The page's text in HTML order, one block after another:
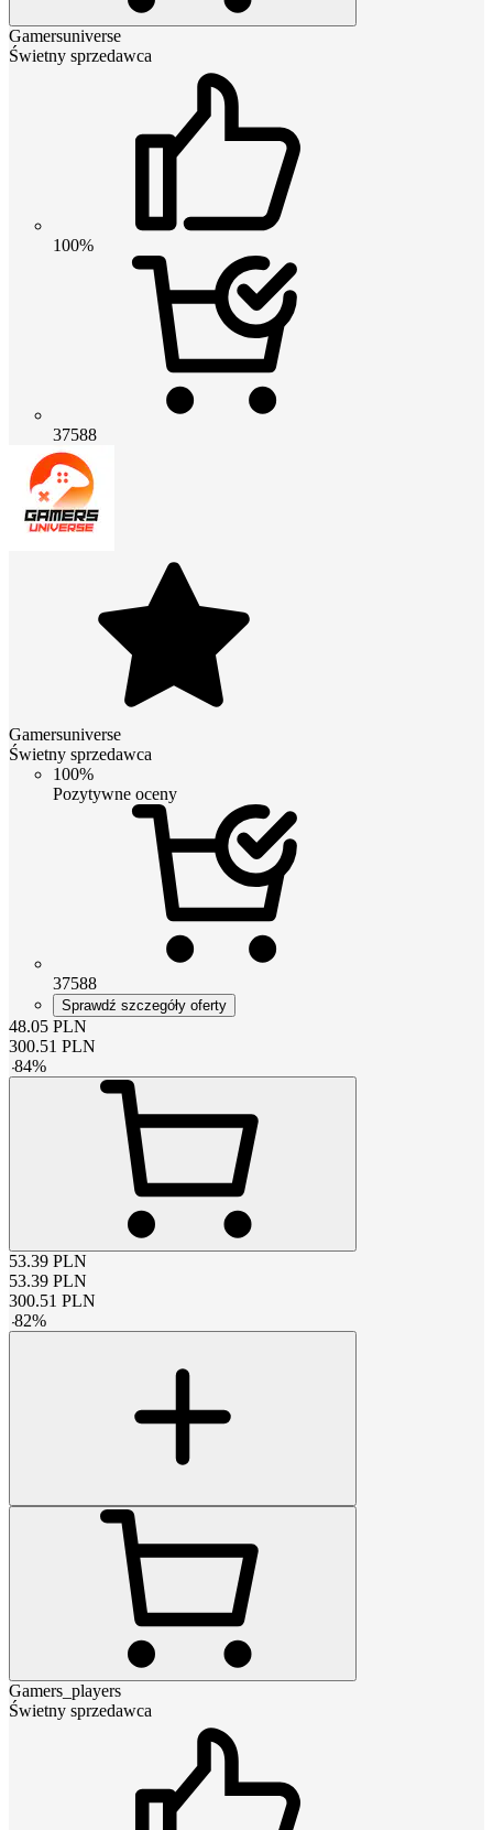
Gamersuniverse
Świetny sprzedawca
100%
37588
Gamersuniverse
Świetny sprzedawca
100%
Pozytywne oceny
37588
Sprawdź szczegóły oferty
48.05 PLN
300.51 PLN
-84%
53.39 PLN
53.39 PLN
300.51 PLN
-82%
Gamers_players
Świetny sprzedawca